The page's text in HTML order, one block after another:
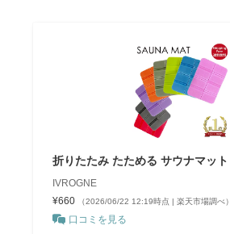
折りたたみ たためる サウナマット
IVROGNE
¥660
（2026/06/22 12:19時点 | 楽天市場調べ）
口コミを見る